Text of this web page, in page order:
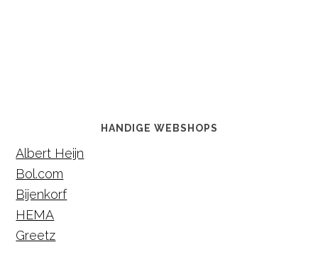
HANDIGE WEBSHOPS
Albert Heijn
Bol.com
Bijenkorf
HEMA
Greetz